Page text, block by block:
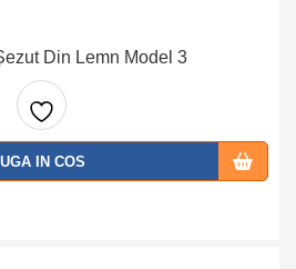
Din Lemn Model 3
Adaug
IN COS